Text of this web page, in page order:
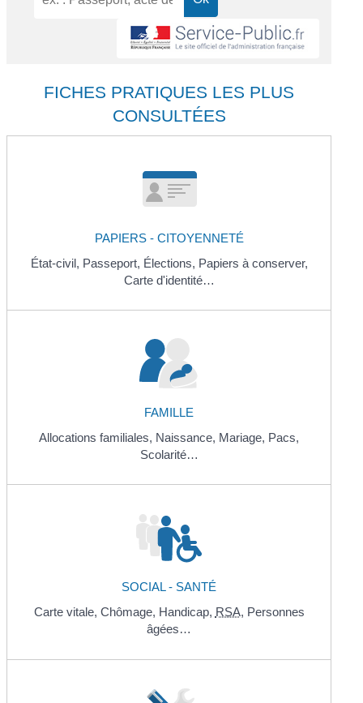
FICHES PRATIQUES LES PLUS
CONSULTÉES
PAPIERS - CITOYENNETÉ
État-civil, Passeport, Élections, Papiers à conserver,
Carte d'identité…
FAMILLE
Allocations familiales, Naissance, Mariage, Pacs,
Scolarité…
SOCIAL - SANTÉ
Carte vitale, Chômage, Handicap, RSA, Personnes
âgées…